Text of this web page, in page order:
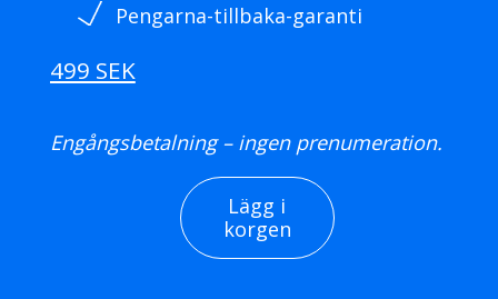
Pengarna-tillbaka-garanti
499 SEK
Engångsbetalning – ingen prenumeration.
Lägg i
korgen